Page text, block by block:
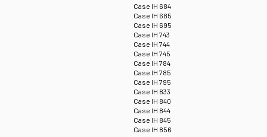
Case IH 684
Case IH 685
Case IH 695
Case IH 743
Case IH 744
Case IH 745
Case IH 784
Case IH 785
Case IH 795
Case IH 833
Case IH 840
Case IH 844
Case IH 845
Case IH 856